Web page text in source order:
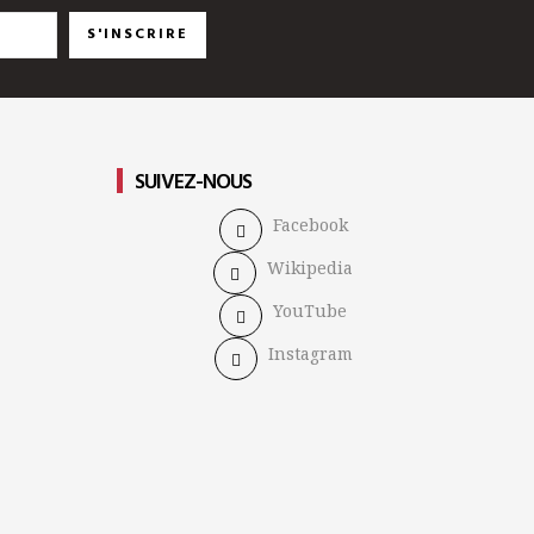
S'INSCRIRE
SUIVEZ-NOUS
Facebook
Wikipedia
YouTube
Instagram